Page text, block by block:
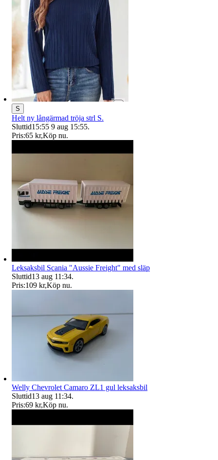
S
Helt ny långärmad tröja strl S.
Sluttid15:55 9 aug 15:55.
Pris:65 kr,Köp nu.
Leksaksbil Scania "Aussie Freight" med släp
Sluttid13 aug 11:34.
Pris:109 kr,Köp nu.
Welly Chevrolet Camaro ZL1 gul leksaksbil
Sluttid13 aug 11:34.
Pris:69 kr,Köp nu.